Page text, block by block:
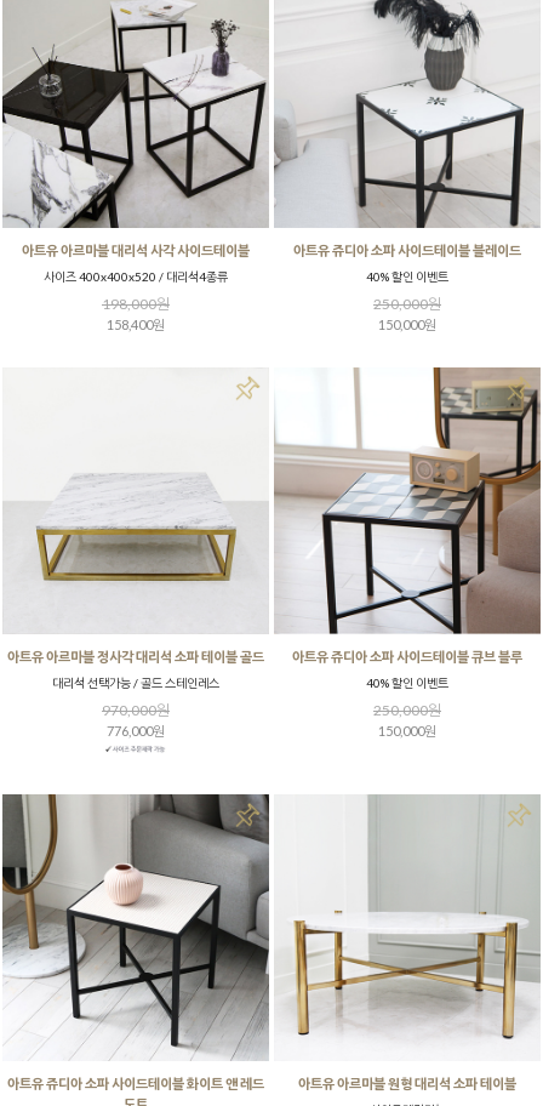
아트유 아르마블 대리석 사각 사이드테이블
사이즈 400x400x520 / 대리석4종류
198,000원
158,400원
아트유 쥬디아 소파 사이드테이블 블레이드
40% 할인 이벤트
250,000원
150,000원
아트유 아르마블 정사각 대리석 소파 테이블 골드
대리석 선택가능 / 골드 스테인레스
970,000원
776,000원
아트유 쥬디아 소파 사이드테이블 큐브 블루
40% 할인 이벤트
250,000원
150,000원
아트유 쥬디아 소파 사이드테이블 화이트 앤 레드
아트유 아르마블 원형 대리석 소파 테이블